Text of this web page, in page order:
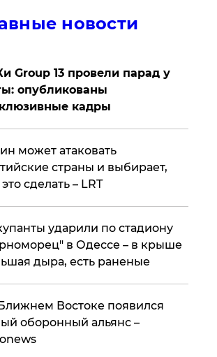
новости
Group 13 провели парад у
опубликованы
кадры
может атаковать
страны и выбирает,
сделать – LRT
ударили по стадиону
в Одессе – в крыше
дыра, есть раненые
Востоке появился
оборонный альянс –